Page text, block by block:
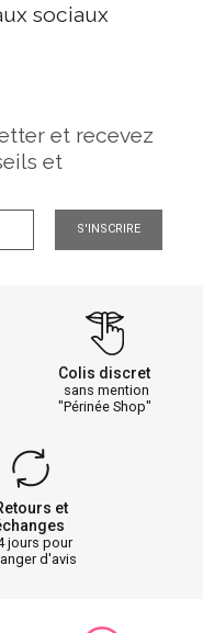
sociaux
et recevez
et
S'INSCRIRE
Colis discret
sans mention
"Périnée Shop"
et
jours pour
d'avis